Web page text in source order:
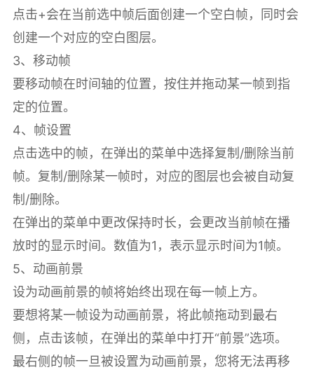
点击+会在当前选中帧后面创建一个空白帧，同时会
创建一个对应的空白图层。
3、移动帧
要移动帧在时间轴的位置，按住并拖动某一帧到指
定的位置。
4、帧设置
点击选中的帧，在弹出的菜单中选择复制/删除当前
帧。复制/删除某一帧时，对应的图层也会被自动复
制/删除。
在弹出的菜单中更改保持时长，会更改当前帧在播
放时的显示时间。数值为1，表示显示时间为1帧。
5、动画前景
设为动画前景的帧将始终出现在每一帧上方。
要想将某一帧设为动画前景，将此帧拖动到最右
侧，点击该帧，在弹出的菜单中打开“前景”选项。
最右侧的帧一旦被设置为动画前景，您将无法再移